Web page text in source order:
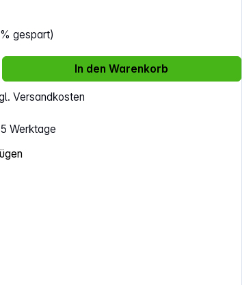
gespart)
Versandkosten
Werktage
den gewünschten Wert ein
In den Warenkorb